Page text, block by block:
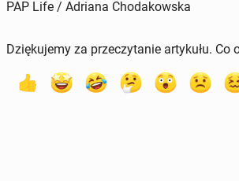
PAP Life / Adriana Chodakowska
Dziękujemy za przeczytanie artykułu. Co